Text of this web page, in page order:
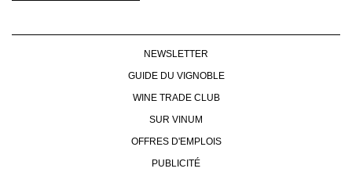
NEWSLETTER
GUIDE DU VIGNOBLE
WINE TRADE CLUB
SUR VINUM
OFFRES D'EMPLOIS
PUBLICITÉ